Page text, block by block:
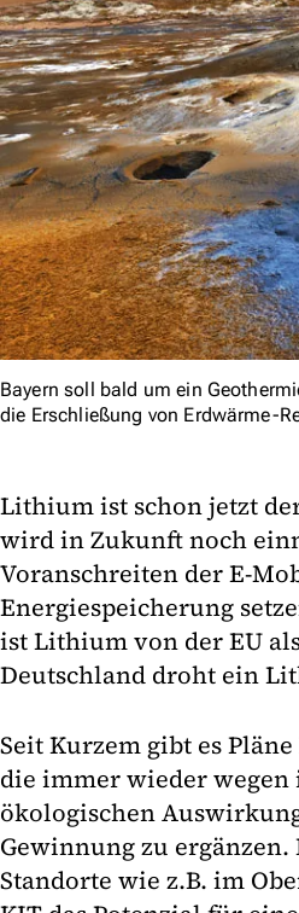
Bayern soll bald um ein
die Erschließung von Erdwärme-
Lithium ist schon jetzt
wird in Zukunft noch
Voranschreiten der E-
Energiespeicherung
ist Lithium von der EU
Deutschland droht ein
Seit Kurzem gibt es
die immer wieder
ökologischen
Gewinnung zu
Standorte wie z.B. im